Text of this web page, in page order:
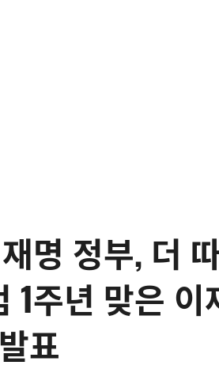
명 정부, 더
1주년 맞은
표